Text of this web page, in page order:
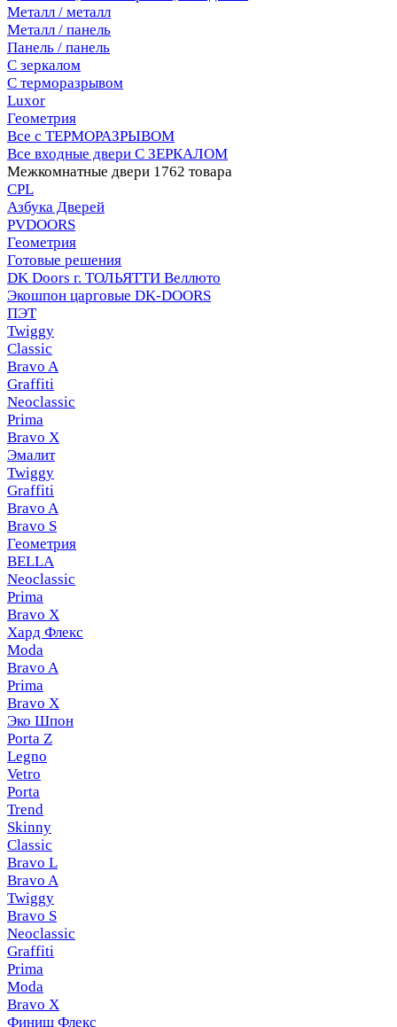
Металл / металл
Металл / панель
Панель / панель
С зеркалом
С терморазрывом
Luxor
Геометрия
Все с ТЕРМОРАЗРЫВОМ
Все входные двери С ЗЕРКАЛОМ
Межкомнатные двери 1762 товара
CPL
Азбука Дверей
PVDOORS
Геометрия
Готовые решения
DK Doors г. ТОЛЬЯТТИ Веллюто
Экошпон царговые DK-DOORS
ПЭТ
Twiggy
Classic
Bravo A
Graffiti
Neoclassic
Prima
Bravo X
Эмалит
Twiggy
Graffiti
Bravo A
Bravo S
Геометрия
BELLA
Neoclassic
Prima
Bravo X
Хард Флекс
Moda
Bravo A
Prima
Bravo X
Эко Шпон
Porta Z
Legno
Vetro
Porta
Trend
Skinny
Classic
Bravo L
Bravo A
Twiggy
Bravo S
Neoclassic
Graffiti
Prima
Moda
Bravo X
Финиш Флекс